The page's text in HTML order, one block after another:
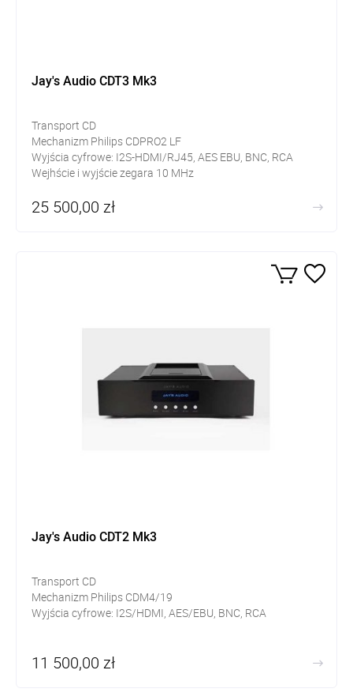
Jay's Audio CDT3 Mk3
Transport CD
Mechanizm Philips CDPRO2 LF
Wyjścia cyfrowe: I2S-HDMI/RJ45, AES EBU, BNC, RCA
Wejhście i wyjście zegara 10 MHz
25 500,00 zł
Jay's Audio CDT2 Mk3
Transport CD
Mechanizm Philips CDM4/19
Wyjścia cyfrowe: I2S/HDMI, AES/EBU, BNC, RCA
11 500,00 zł